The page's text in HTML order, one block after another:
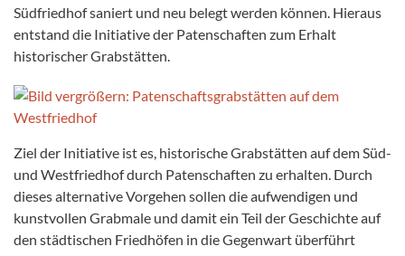
Südfriedhof saniert und neu belegt werden können. Hieraus
entstand die Initiative der Patenschaften zum Erhalt
historischer Grabstätten.
Ziel der Initiative ist es, historische Grabstätten auf dem Süd-
und Westfriedhof durch Patenschaften zu erhalten. Durch
dieses alternative Vorgehen sollen die aufwendigen und
kunstvollen Grabmale und damit ein Teil der Geschichte auf
den städtischen Friedhöfen in die Gegenwart überführt